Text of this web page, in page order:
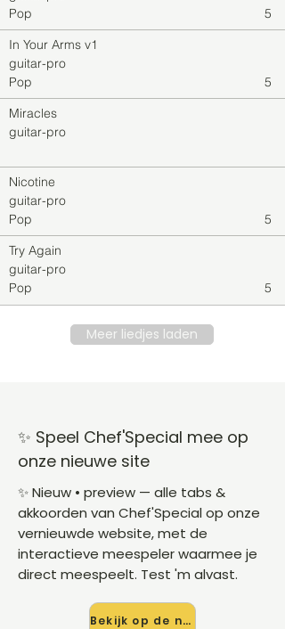
Pop
5
In Your Arms v1
guitar-pro
Pop
5
Miracles
guitar-pro
Nicotine
guitar-pro
Pop
5
Try Again
guitar-pro
Pop
5
Meer liedjes laden
✨ Speel Chef'Special mee op
onze nieuwe site
✨ Nieuw • preview — alle tabs &
akkoorden van Chef'Special op onze
vernieuwde website, met de
interactieve meespeler waarmee je
direct meespeelt. Test 'm alvast.
Bekijk op de nieuwe site →